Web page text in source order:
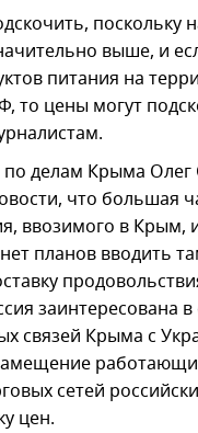
поскольку
выше, и
питания на
то цены могут
делам Крыма Олег
что большая
ввозимого в Крым,
планов вводить
заинтересована
связей Крыма с
сетей
цен.